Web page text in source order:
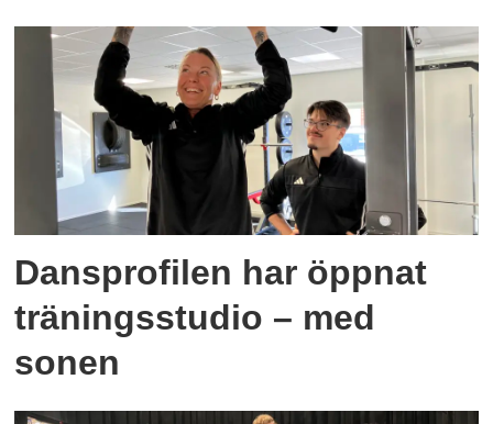
Dansprofilen har öppnat
träningsstudio – med
sonen